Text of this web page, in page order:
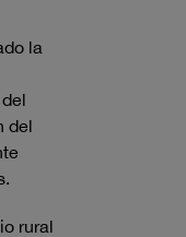
la
del
rural